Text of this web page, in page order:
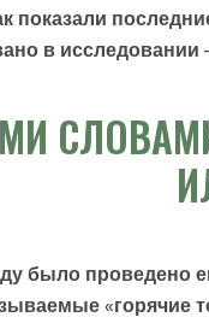
показали
в
было проведено
«горячие